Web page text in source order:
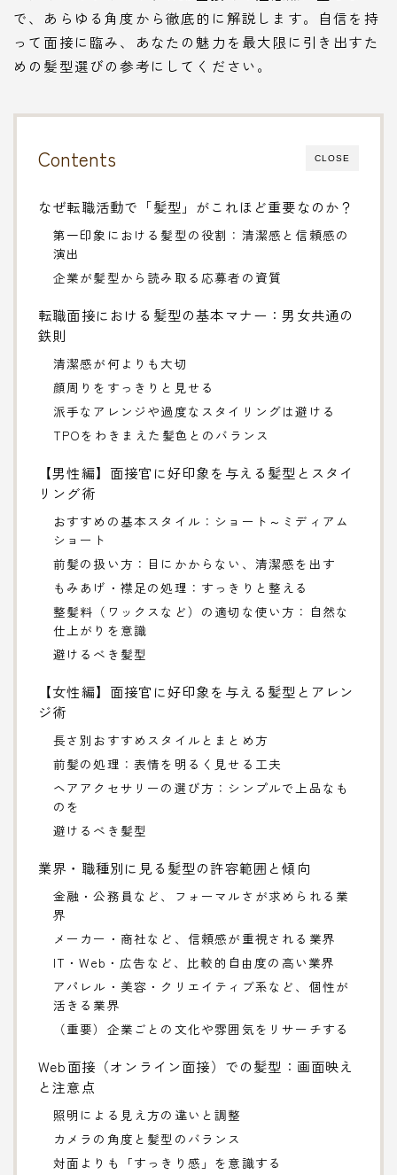
で、あらゆる角度から徹底的に解説します。自信を持
って面接に臨み、あなたの魅力を最大限に引き出すた
めの髪型選びの参考にしてください。
CLOSE
Contents
なぜ転職活動で「髪型」がこれほど重要なのか？
第一印象における髪型の役割：清潔感と信頼感の
演出
企業が髪型から読み取る応募者の資質
転職面接における髪型の基本マナー：男女共通の
鉄則
清潔感が何よりも大切
顔周りをすっきりと見せる
派手なアレンジや過度なスタイリングは避ける
TPOをわきまえた髪色とのバランス
【男性編】面接官に好印象を与える髪型とスタイ
リング術
おすすめの基本スタイル：ショート～ミディアム
ショート
前髪の扱い方：目にかからない、清潔感を出す
もみあげ・襟足の処理：すっきりと整える
整髪料（ワックスなど）の適切な使い方：自然な
仕上がりを意識
避けるべき髪型
【女性編】面接官に好印象を与える髪型とアレン
ジ術
長さ別おすすめスタイルとまとめ方
前髪の処理：表情を明るく見せる工夫
ヘアアクセサリーの選び方：シンプルで上品なも
のを
避けるべき髪型
業界・職種別に見る髪型の許容範囲と傾向
金融・公務員など、フォーマルさが求められる業
界
メーカー・商社など、信頼感が重視される業界
IT・Web・広告など、比較的自由度の高い業界
アパレル・美容・クリエイティブ系など、個性が
活きる業界
（重要）企業ごとの文化や雰囲気をリサーチする
Web面接（オンライン面接）での髪型：画面映え
と注意点
照明による見え方の違いと調整
カメラの角度と髪型のバランス
対面よりも「すっきり感」を意識する